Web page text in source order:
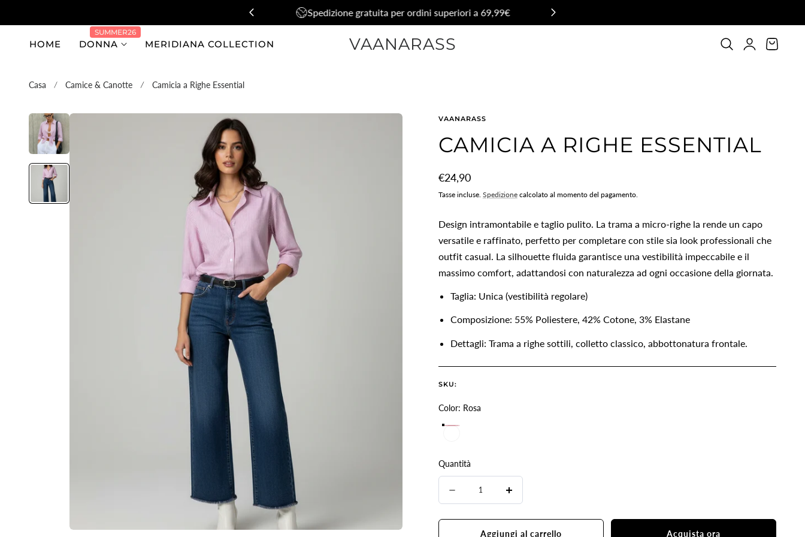
Spedizione gratuita per ordini superiori a 69,99€
HOME DONNA
SUMMER26
MERIDIANA COLLECTION VAANARASS Login Carrello
Casa Camice & Canotte Camicia a Righe Essential
VAANARASS
CAMICIA A RIGHE ESSENTIAL
Prezzo
normale
€24,90
Tasse incluse. Spedizionecalcolato al momento del pagamento.
Design intramontabile e taglio pulito. La trama a micro-righe la rende un capo
versatile e raffinato, perfetto per completare con stile sia look professionali che
outfit casual. La silhouette fluida garantisce una vestibilità impeccabile e il
massimo comfort, adattandosi con naturalezza ad ogni occasione della giornata.
Taglia: Unica (vestibilità regolare)
Composizione: 55% Poliestere, 42% Cotone, 3% Elastane
Dettagli: Trama a righe sottili, colletto classico, abbottonatura frontale.
SKU:
Color: Rosa
Quantità
la
quantità
la
quantità
Aggiungi al carrello Acquista ora